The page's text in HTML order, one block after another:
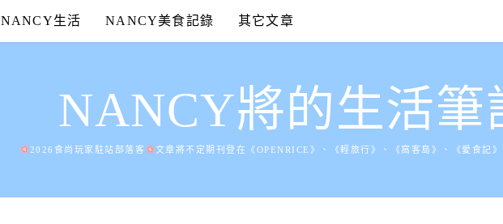
NANCY生活 NANCY美食記錄 其它文章
NANCY將的生活筆
2026食尚玩家駐站部落客 文章將不定期刊登在《OPENRICE》、《輕旅行》、《窩客島》、《愛食記